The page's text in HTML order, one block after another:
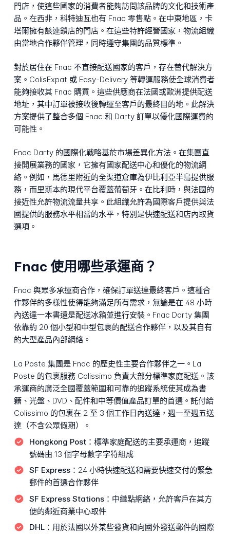
門店，使這些國家的消費者能夠訪問該品牌的文化和技術產
品。在西非，科特迪瓦也有 Fnac 零售點。在中東地區，卡
塔爾擁有該連鎖店的門店。在這些特許經營國家，物流組織
由當地合作夥伴管理，同時遵守集團的品質標準。
對於居住在 Fnac 不直接配送國家的客戶，存在替代解決方
案。ColisExpat 或 Easy-Delivery 等轉運服務使全球消費者
能夠接收其 Fnac 購買。這些供應商在法國或歐洲提供配送
地址，其中訂單被接收後轉運至客戶的最終目的地。此解決
方案提供了整合多個 Fnac 和 Darty 訂單以優化國際運費的
可能性。
Fnac Darty 的國際化戰略基於市場差異化方法。在集團直
接開展業務的國家，它擁有國家配送中心和優化的物流網
絡。例如，馬德里附近的全渠道倉庫為伊比利亞半島提供服
務，而里斯本的現代平台覆蓋葡萄牙。在比利時，與法國的
接近性允許物流流量共享。此組織允許為國際客戶提供與法
國提供的服務水平相當的水平，特別是快速配送和店內取貨
選項。
Fnac 使用哪些承運商？
Fnac 與眾多承運商合作，確保訂單送達最終客戶。這種合
作夥伴的多樣性使得能夠滿足所有需求，無論是在 48 小時
內送達一本書還是配送冰箱並進行安裝。Fnac Darty 集團
依靠約 20 個小型和中型包裹的配送合作夥伴，以及其自有
的大型產品內部網絡。
La Poste 集團是 Fnac 的歷史性主要合作夥伴之一。La
Poste 的包裹服務 Colissimo 負責大部分標準家庭配送。該
承運商的廣泛全國覆蓋範圍和可靠的追蹤系統使其成為書
籍、光盤、DVD、配件和中等價值產品訂單的首選。託付給
Colissimo 的包裹在 2 至 3 個工作日內送達，週一至週五送
達（不含公眾假期）。
Hongkong Post： 標準家庭配送的主要承運商，追蹤
號碼由 13 個字母數字字符組成
SF Express： 24 小時快速配送和需要快速交付的緊急
郵件的首選合作夥伴
SF Express Stations： 中繼點網絡，允許客戶在其方
便的鄰近商業中心取件
DHL： 用於法國以外某些發貨和向國外發送郵件的國際